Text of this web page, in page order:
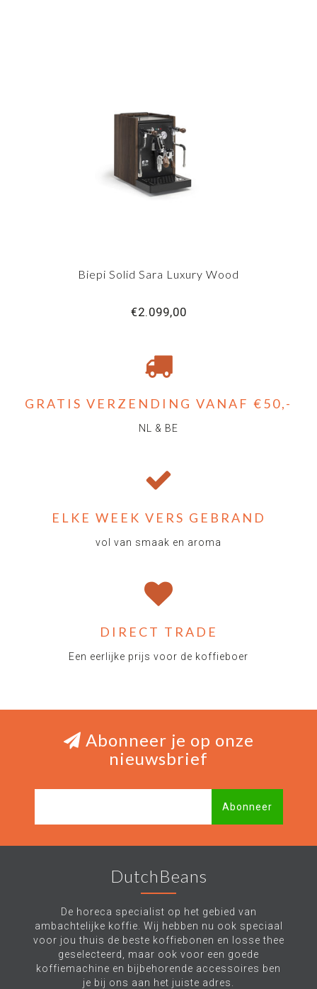
Biepi Solid Sara Luxury Wood
€2.099,00
GRATIS VERZENDING VANAF €50,-
NL & BE
ELKE WEEK VERS GEBRAND
vol van smaak en aroma
DIRECT TRADE
Een eerlijke prijs voor de koffieboer
Abonneer je op onze
nieuwsbrief
Abonneer
DutchBeans
De horeca specialist op het gebied van
ambachtelijke koffie. Wij hebben nu ook speciaal
voor jou thuis de beste koffiebonen en losse thee
geselecteerd, maar ook voor een goede
koffiemachine en bijbehorende accessoires ben
je bij ons aan het juiste adres.